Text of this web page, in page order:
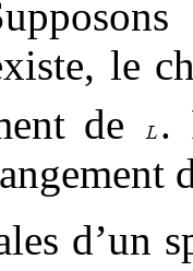
le
de
.
d’un